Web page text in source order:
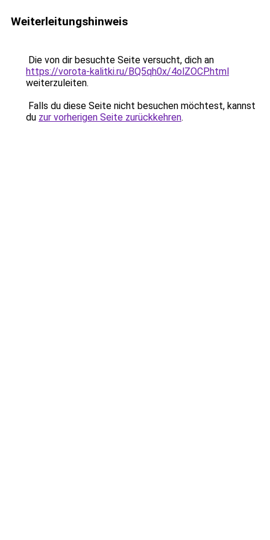
Weiterleitungshinweis
Die von dir besuchte Seite versucht, dich an
https://vorota-kalitki.ru/BQ5qh0x/4olZOCP.html
weiterzuleiten.
Falls du diese Seite nicht besuchen möchtest, kannst
du zur vorherigen Seite zurückkehren.